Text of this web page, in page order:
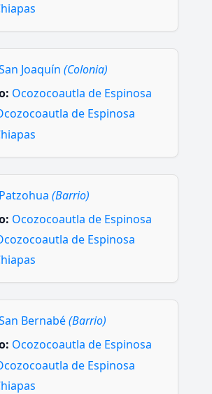
Joaquín (Colonia)
Ocozocoautla de Espinosa
de Espinosa
Patzohua (Barrio)
Ocozocoautla de Espinosa
de Espinosa
Bernabé(Barrio)
Ocozocoautla de Espinosa
de Espinosa